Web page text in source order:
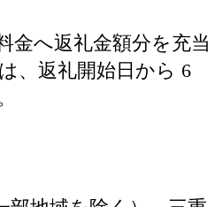
金へ返礼金額分を充当
、返礼開始日から 6